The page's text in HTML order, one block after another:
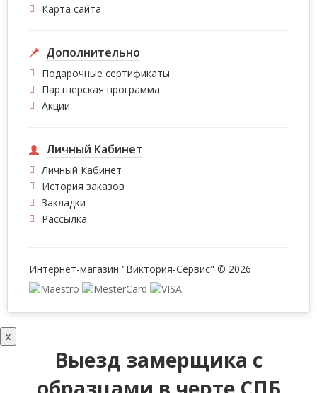
Карта сайта
Дополнительно
Подарочные сертификаты
Партнерская программа
Акции
Личный Кабинет
Личный Кабинет
История заказов
Закладки
Рассылка
Интернет-магазин "Виктория-Сервис" © 2026
x
Выезд замерщика с